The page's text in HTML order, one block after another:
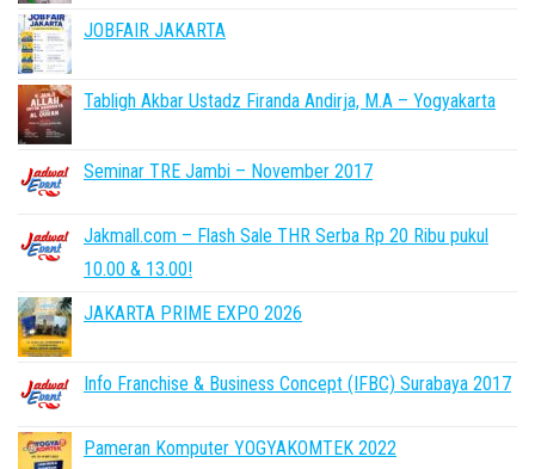
JOBFAIR JAKARTA
Tabligh Akbar Ustadz Firanda Andirja, M.A – Yogyakarta
Seminar TRE Jambi – November 2017
Jakmall.com – Flash Sale THR Serba Rp 20 Ribu pukul
10.00 & 13.00!
JAKARTA PRIME EXPO 2026
Info Franchise & Business Concept (IFBC) Surabaya 2017
Pameran Komputer YOGYAKOMTEK 2022